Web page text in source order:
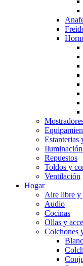
Estanterias
Repuestos
Toldos y
Ventilación
Hogar
Aire libre y
Audio
Cocinas
Ollas y
Colchones